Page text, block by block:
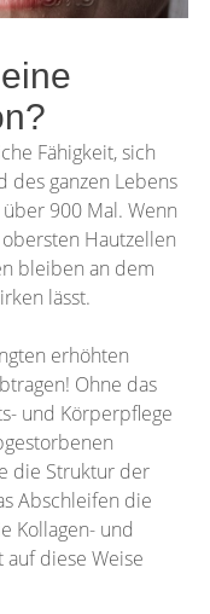
Fähigkeit, sich
des ganzen Lebens
900 Mal. Wenn
Hautzellen
bleiben an dem
lässt.
erhöhten
Ohne das
und Körperpflege
die Struktur der
Abschleifen die
Kollagen- und
diese Weise